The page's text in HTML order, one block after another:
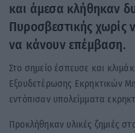
και άμεσα κλήθηκαν
Πυροσβεστικής χωρίς
να κάνουν επέμβαση.
Στο σημείο έσπευσε και
Εξουδετέρωσης Εκρηκτικών
εντόπισαν υπολείμματα
Προκλήθηκαν υλικές ζημιές